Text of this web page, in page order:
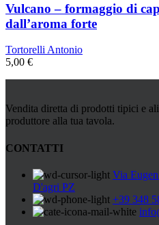
Vulcano – formaggio di
dall’aroma forte
Tortorelli Antonio
5,00 €
Vendita diretta di prodotti tipici e
produttore alla tua tavola.
CONTATTI
Via
D'agri PZ
+39 348